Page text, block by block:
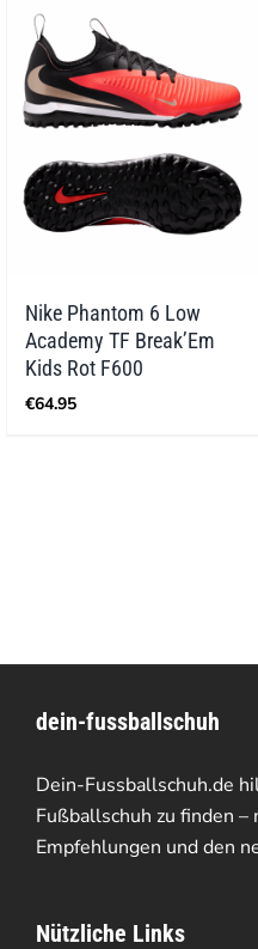
Nike Phantom 6 Low
Academy TF Break’Em
Kids Rot F600
€64.95
dein-fussballschuh
Dein-Fussballschuh.de
Fußballschuh zu finden –
Empfehlungen und den
Nützliche Links